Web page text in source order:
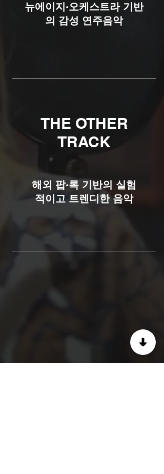
​뉴에이지·오케스트라 기반
의 감성 연주음악
THE OTHER
TRACK
해외 팝·록 기반의 실험
적이고 트렌디한 음악